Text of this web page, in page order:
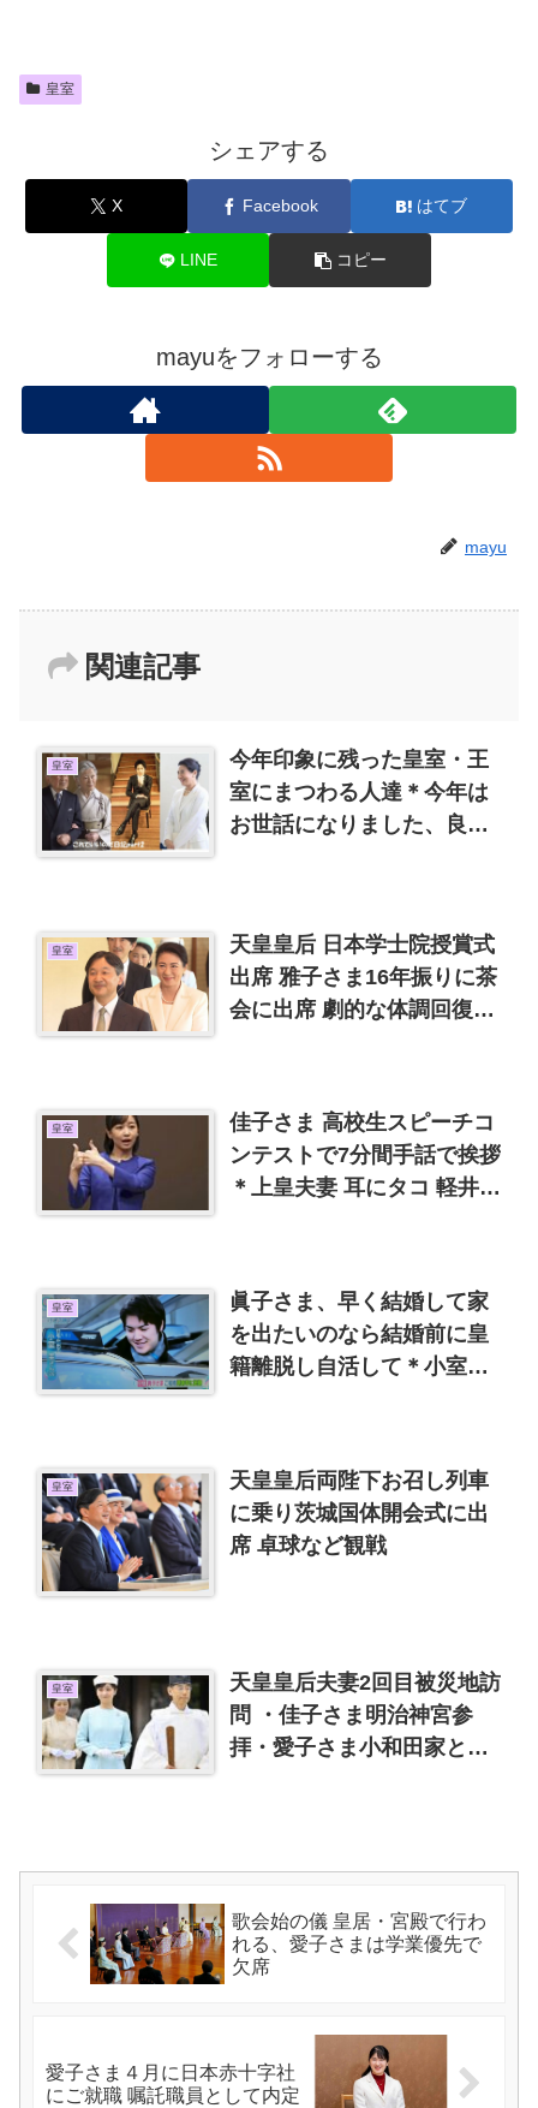
皇室
シェアする
X Facebook はてブ
LINE コピー
mayuをフォローする
mayu
関連記事
皇室
今年印象に残った皇室・王
室にまつわる人達＊今年は
お世話になりました、良い
皇室
天皇皇后 日本学士院授賞式
出席 雅子さま16年振りに茶
会に出席 劇的な体調回復に
皇室
佳子さま 高校生スピーチコ
ンテストで7分間手話で挨拶
＊上皇夫妻 耳にタコ 軽井沢
皇室
眞子さま、早く結婚して家
を出たいのなら結婚前に皇
籍離脱し自活して＊小室さ
皇室
天皇皇后両陛下お召し列車
に乗り茨城国体開会式に出
席 卓球など観戦
皇室
天皇皇后夫妻2回目被災地訪
問 ・佳子さま明治神宮参
拝・愛子さま小和田家と夕
歌会始の儀 皇居・宮殿で行わ
れる、愛子さまは学業優先で
欠席
愛子さま４月に日本赤十字社
にご就職 嘱託職員として内定